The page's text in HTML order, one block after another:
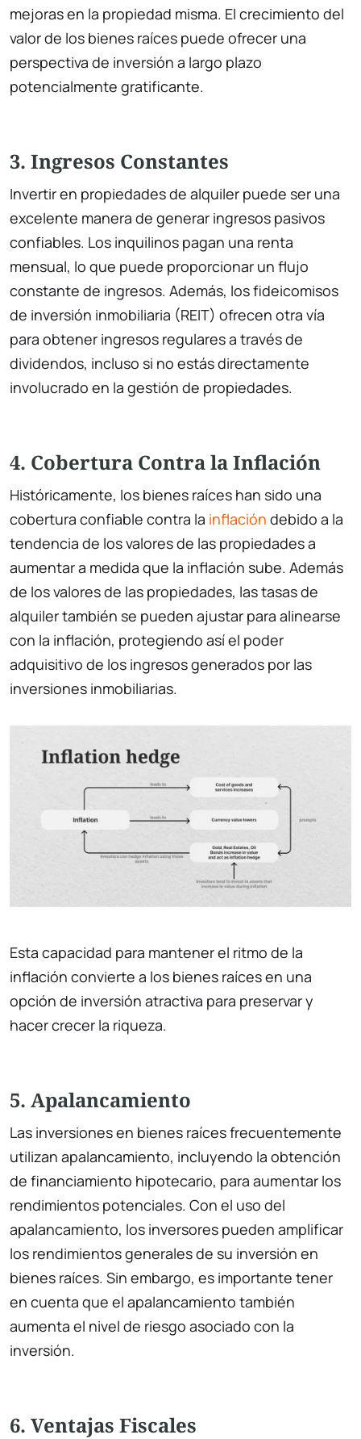
mejoras en la propiedad misma. El crecimiento del
valor de los bienes raíces puede ofrecer una
perspectiva de inversión a largo plazo
potencialmente gratificante.
3. Ingresos Constantes
Invertir en propiedades de alquiler puede ser una
excelente manera de generar ingresos pasivos
confiables. Los inquilinos pagan una renta
mensual, lo que puede proporcionar un flujo
constante de ingresos. Además, los fideicomisos
de inversión inmobiliaria (REIT) ofrecen otra vía
para obtener ingresos regulares a través de
dividendos, incluso si no estás directamente
involucrado en la gestión de propiedades.
4. Cobertura Contra la Inflación
Históricamente, los bienes raíces han sido una
cobertura confiable contra la inflación debido a la
tendencia de los valores de las propiedades a
aumentar a medida que la inflación sube. Además
de los valores de las propiedades, las tasas de
alquiler también se pueden ajustar para alinearse
con la inflación, protegiendo así el poder
adquisitivo de los ingresos generados por las
inversiones inmobiliarias.
Esta capacidad para mantener el ritmo de la
inflación convierte a los bienes raíces en una
opción de inversión atractiva para preservar y
hacer crecer la riqueza.
5. Apalancamiento
Las inversiones en bienes raíces frecuentemente
utilizan apalancamiento, incluyendo la obtención
de financiamiento hipotecario, para aumentar los
rendimientos potenciales. Con el uso del
apalancamiento, los inversores pueden amplificar
los rendimientos generales de su inversión en
bienes raíces. Sin embargo, es importante tener
en cuenta que el apalancamiento también
aumenta el nivel de riesgo asociado con la
inversión.
6. Ventajas Fiscales